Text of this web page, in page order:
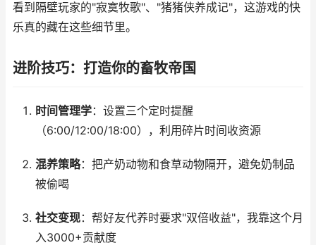
看到隔壁玩家的"寂寞牧歌"、"猪猪侠养成记"，这游戏的快
乐真的藏在这些细节里。
进阶技巧：打造你的畜牧帝国
时间管理学：设置三个定时提醒
（6:00/12:00/18:00），利用碎片时间收资源
混养策略：把产奶动物和食草动物隔开，避免奶制品
被偷喝
社交变现：帮好友代养时要求"双倍收益"，我靠这个月
入3000+贡献度